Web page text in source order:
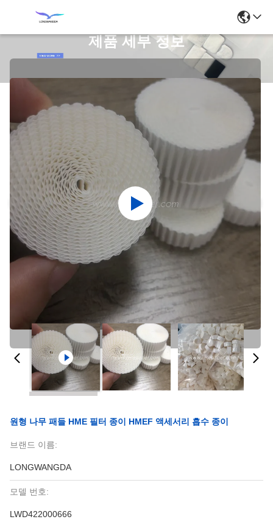
제품 세부 정보
원형 나무 패들 HME 필터 종이 HMEF 액세서리 흡수 종이
브랜드 이름:
LONGWANGDA
모델 번호:
LWD422000666